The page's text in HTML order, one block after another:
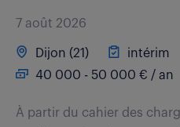
7 août 2026
Dijon (21) intérim
40 000 - 50 000 € / an
À partir du cahier des